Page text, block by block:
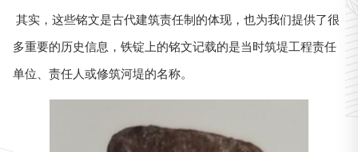
其实，这些铭文是古代建筑责任制的体现，也为我们提供了很
多重要的历史信息，铁锭上的铭文记载的是当时筑堤工程责任
单位、责任人或修筑河堤的名称。